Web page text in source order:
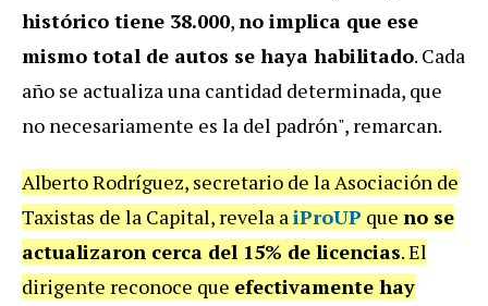
histórico tiene 38.000,no implica que ese
mismo total de autos se haya habilitado. Cada
año se actualiza una cantidad determinada, que
no necesariamente es la del padrón", remarcan.
Alberto Rodríguez, secretario de la Asociación de
Taxistas de la Capital, revela aiProUP que no se
actualizaron cerca del 15% de licencias. El
dirigente reconoce que efectivamente hay